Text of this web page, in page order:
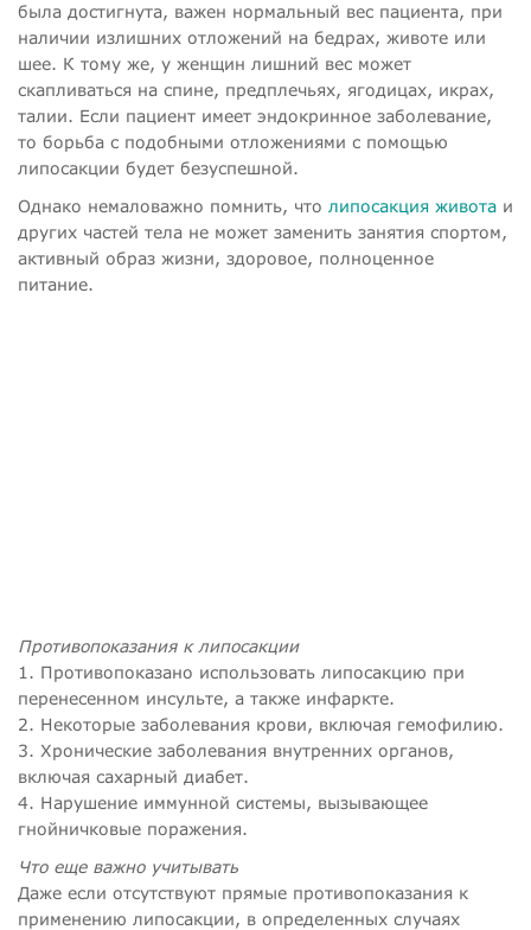
была достигнута, важен нормальный вес пациента, при
наличии излишних отложений на бедрах, животе или
шее. К тому же, у женщин лишний вес может
скапливаться на спине, предплечьях, ягодицах, икрах,
талии. Если пациент имеет эндокринное заболевание,
то борьба с подобными отложениями с помощью
липосакции будет безуспешной.
Однако немаловажно помнить, что липосакция живота и
других частей тела не может заменить занятия спортом,
активный образ жизни, здоровое, полноценное
питание.
Противопоказания к липосакции
1. Противопоказано использовать липосакцию при
перенесенном инсульте, а также инфаркте.
2. Некоторые заболевания крови, включая гемофилию.
3. Хронические заболевания внутренних органов,
включая сахарный диабет.
4. Нарушение иммунной системы, вызывающее
гнойничковые поражения.
Что еще важно учитывать
Даже если отсутствуют прямые противопоказания к
применению липосакции, в определенных случаях